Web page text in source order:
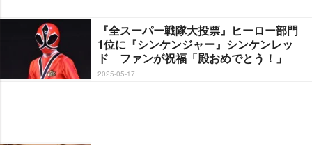
『全スーパー戦隊大投票』ヒーロー部門
1位に『シンケンジャー』シンケンレッ
ド ファンが祝福「殿おめでとう！」
2025-05-17